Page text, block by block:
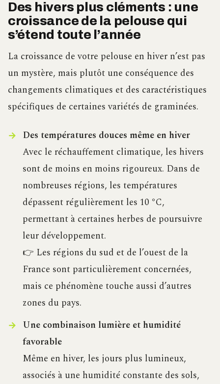
Des hivers plus cléments : une
croissance de la pelouse qui
s’étend toute l’année
La croissance de votre pelouse en hiver n’est pas
un mystère, mais plutôt une conséquence des
changements climatiques et des caractéristiques
spécifiques de certaines variétés de graminées.
Des températures douces même en hiver
Avec le réchauffement climatique, les hivers
sont de moins en moins rigoureux. Dans de
nombreuses régions, les températures
dépassent régulièrement les 10 °C,
permettant à certaines herbes de poursuivre
leur développement.
👉 Les régions du sud et de l’ouest de la
France sont particulièrement concernées,
mais ce phénomène touche aussi d’autres
zones du pays.
Une combinaison lumière et humidité
favorable
Même en hiver, les jours plus lumineux,
associés à une humidité constante des sols,